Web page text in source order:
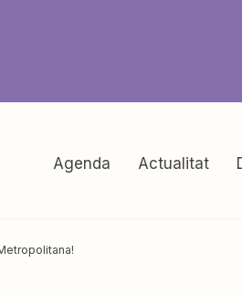
Agenda Actualitat